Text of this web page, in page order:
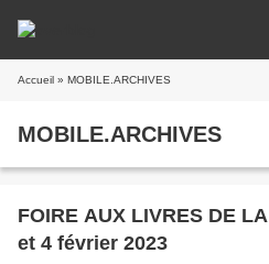
Accueil » MOBILE.ARCHIVES
MOBILE.ARCHIVES
FOIRE AUX LIVRES DE
et 4 février 2023